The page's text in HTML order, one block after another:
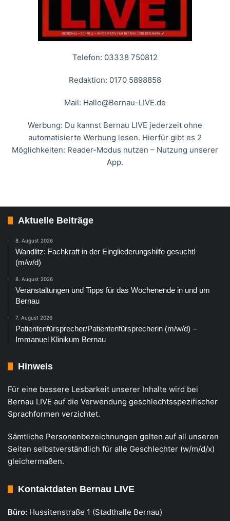
Telefon: 03338 750812
Redaktion: 0170 5898858
Mail: Hallo@Bernau-LIVE.de
Werbung: Du kannst Bernau LIVE jederzeit ohne
automatisierte Werbung lesen. Hierfür gibt es 2
Möglichkeiten: Reader-Modus nutzen – Nutzung unserer
App.
Aktuelle Beiträge
8. August 2026
Wandlitz: Fachkraft in der Eingliederungshilfe gesucht!
(m/w/d)
8. August 2026
Veranstaltungen und Tipps für das Wochenende in und um
Bernau
7. August 2026
Patientenfürsprecher/Patientenfürsprecherin (m/w/d) –
Immanuel Klinikum Bernau
Hinweis
Für eine bessere Lesbarkeit unserer Inhalte wird bei
Bernau LIVE auf die Verwendung geschlechtsspezifischer
Sprachformen verzichtet.
Sämtliche Personenbezeichnungen gelten auf all unseren
Seiten selbstverständlich für alle Geschlechter (w/m/d/x)
gleichermaßen.
Kontaktdaten Bernau LIVE
Büro: Hussitenstraße 1 (Stadthalle Bernau)